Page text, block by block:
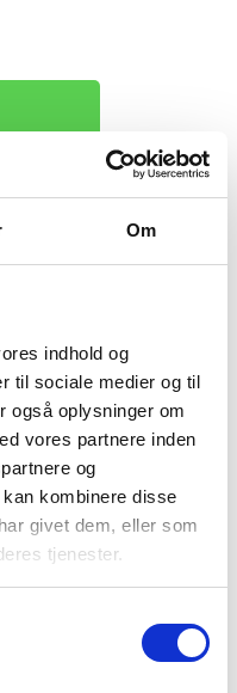
Om
indhold og
til sociale medier og til
også oplysninger om
vores partnere inden
og
kombinere disse
givet dem, eller som
tjenester.
100 dages
returret
INFORMATION
FAQ
her en bred model. Så
så har du fundet den
GORE-TEX® membran,
Modellen her har en